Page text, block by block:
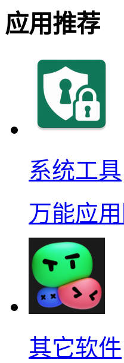
应用推荐
系统工具
万能应
其它软件